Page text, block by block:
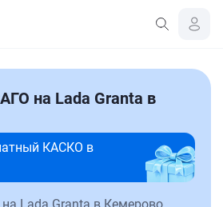
на Lada Granta в
КАСКО в